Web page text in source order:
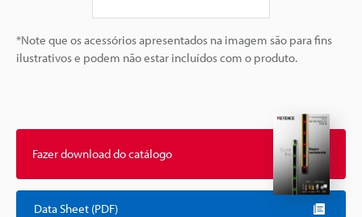
*Note que os acessórios apresentados na imagem são para fins
ilustrativos e podem não estar incluídos com o produto.
Fazer download do catálogo
Data Sheet (PDF)